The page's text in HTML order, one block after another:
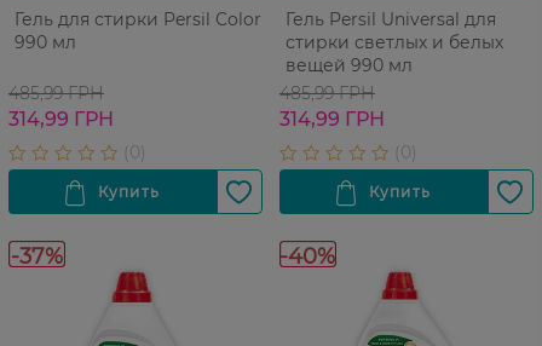
Гель для стирки Persil Color
990 мл
485,99 ГРН
314,99 ГРН
Гель Persil Universal для
стирки светлых и белых
вещей 990 мл
485,99 ГРН
314,99 ГРН
-37% -40%